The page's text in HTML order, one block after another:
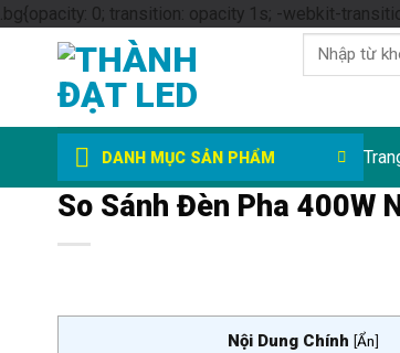
.bg{opacity: 0; transition: opacity 1s; -webkit-
Tìm
kiếm:
DANH MỤC SẢN PHẨM
So Sánh Đèn Pha 400W
Nội Dung Chính [Ẩn]